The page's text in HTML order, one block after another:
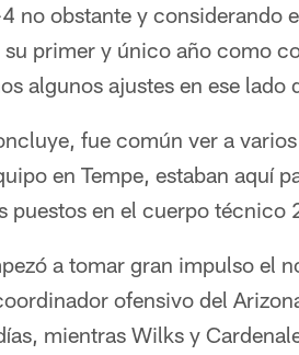
no obstante y considerando
primer y único año como
algunos ajustes en ese lado
fue común ver a
en Tempe, estaban aquí
puestos en el cuerpo técnico
a tomar gran impulso el
ofensivo del
mientras Wilks y